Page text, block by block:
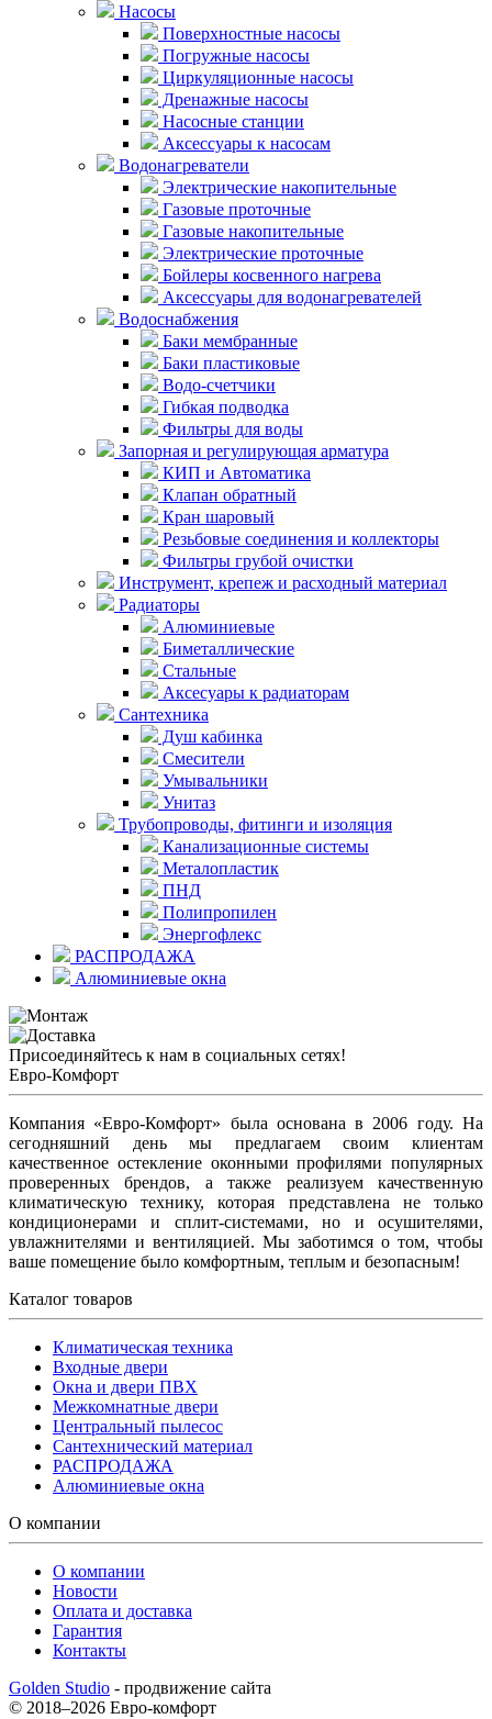
Насосы
Поверхностные насосы
Погружные насосы
Циркуляционные насосы
Дренажные насосы
Насосные станции
Аксессуары к насосам
Водонагреватели
Электрические накопительные
Газовые проточные
Газовые накопительные
Электрические проточные
Бойлеры косвенного нагрева
Аксессуары для водонагревателей
Водоснабжения
Баки мембранные
Баки пластиковые
Водо-счетчики
Гибкая подводка
Фильтры для воды
Запорная и регулирующая арматура
КИП и Автоматика
Клапан обратный
Кран шаровый
Резьбовые соединения и коллекторы
Фильтры грубой очистки
Инструмент, крепеж и расходный материал
Радиаторы
Алюминиевые
Биметаллические
Стальные
Аксесуары к радиаторам
Сантехника
Душ кабинка
Смесители
Умывальники
Унитаз
Трубопроводы, фитинги и изоляция
Канализационные системы
Металопластик
ПНД
Полипропилен
Энергофлекс
РАСПРОДАЖА
Алюминиевые окна
Присоединяйтесь к нам в социальных сетях!
Евро-Комфорт
Компания «Евро-Комфорт» была основана в 2006 году. На
сегодняшний день мы предлагаем своим клиентам
качественное остекление оконными профилями популярных
проверенных брендов, а также реализуем качественную
климатическую технику, которая представлена не только
кондиционерами и сплит-системами, но и осушителями,
увлажнителями и вентиляцией. Мы заботимся о том, чтобы
ваше помещение было комфортным, теплым и безопасным!
Каталог товаров
Климатическая техника
Входные двери
Окна и двери ПВХ
Межкомнатные двери
Центральный пылесос
Сантехнический материал
РАСПРОДАЖА
Алюминиевые окна
О компании
О компании
Новости
Оплата и доставка
Гарантия
Контакты
Golden Studio - продвижение сайта
© 2018–2026 Евро-комфорт